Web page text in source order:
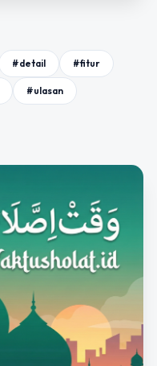
#detail #fitur
#ulasan